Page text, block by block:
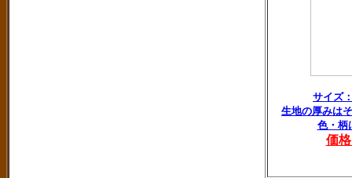
サイズ
生地の厚みは
色・柄
価